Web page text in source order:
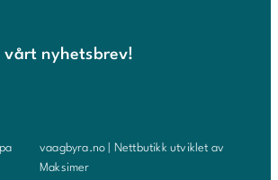
vårt nyhetsbrev!
vaagbyra.no | Nettbutikk utviklet av
Maksimer